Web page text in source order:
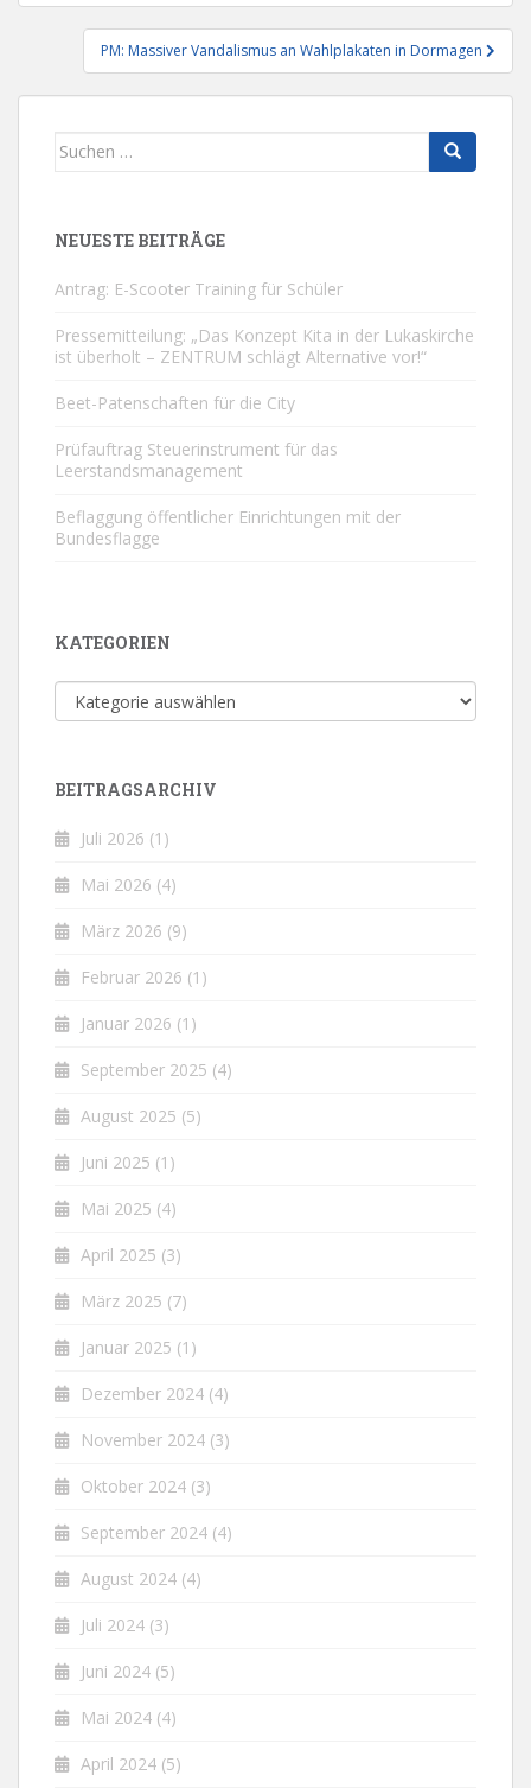
PM: Massiver Vandalismus an Wahlplakaten in Dormagen
Suchen
NEUESTE BEITRÄGE
Antrag: E-Scooter Training für Schüler
Pressemitteilung: „Das Konzept Kita in der Lukaskirche
ist überholt – ZENTRUM schlägt Alternative vor!“
Beet-Patenschaften für die City
Prüfauftrag Steuerinstrument für das
Leerstandsmanagement
Beflaggung öffentlicher Einrichtungen mit der
Bundesflagge
KATEGORIEN
Kategorien
BEITRAGSARCHIV
Juli 2026 (1)
Mai 2026 (4)
März 2026 (9)
Februar 2026 (1)
Januar 2026 (1)
September 2025 (4)
August 2025 (5)
Juni 2025 (1)
Mai 2025 (4)
April 2025 (3)
März 2025 (7)
Januar 2025 (1)
Dezember 2024 (4)
November 2024 (3)
Oktober 2024 (3)
September 2024 (4)
August 2024 (4)
Juli 2024 (3)
Juni 2024 (5)
Mai 2024 (4)
April 2024 (5)